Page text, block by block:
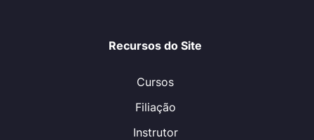
Recursos do Site
Cursos
Filiação
Instrutor